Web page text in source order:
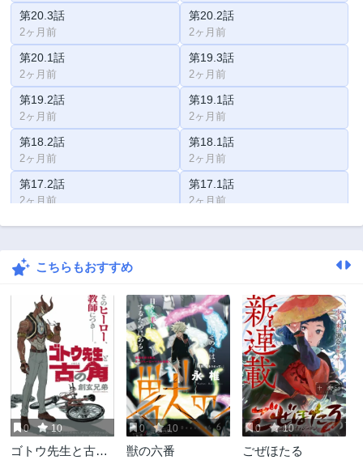
第20.3話
2ヶ月前
第20.2話
2ヶ月前
第20.1話
2ヶ月前
第19.3話
2ヶ月前
第19.2話
2ヶ月前
第19.1話
2ヶ月前
第18.2話
2ヶ月前
第18.1話
2ヶ月前
第17.2話
2ヶ月前
第17.1話
2ヶ月前
第16話 第15.2話
第15.1話
第14.1話
1年前
第13.2話
1年前
第13.1話
1年前
第12.2話
1年前
第12.1話
2年前
第11話
3年前
第10.2話
3年前
第10.1話
こちらもおすすめ
0 10
ゴトウ先生と古の
0 10
獣の六番
0 10
ごぜほたる